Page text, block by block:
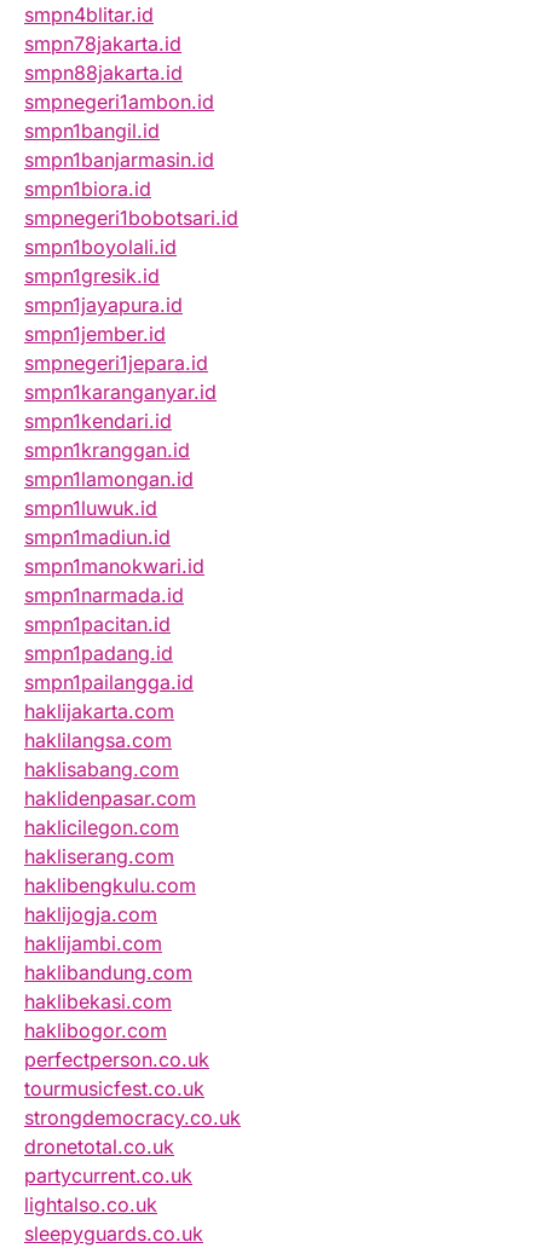
smpn4blitar.id
smpn78jakarta.id
smpn88jakarta.id
smpnegeri1ambon.id
smpn1bangil.id
smpn1banjarmasin.id
smpn1biora.id
smpnegeri1bobotsari.id
smpn1boyolali.id
smpn1gresik.id
smpn1jayapura.id
smpn1jember.id
smpnegeri1jepara.id
smpn1karanganyar.id
smpn1kendari.id
smpn1kranggan.id
smpn1lamongan.id
smpn1luwuk.id
smpn1madiun.id
smpn1manokwari.id
smpn1narmada.id
smpn1pacitan.id
smpn1padang.id
smpn1pailangga.id
haklijakarta.com
haklilangsa.com
haklisabang.com
haklidenpasar.com
haklicilegon.com
hakliserang.com
haklibengkulu.com
haklijogja.com
haklijambi.com
haklibandung.com
haklibekasi.com
haklibogor.com
perfectperson.co.uk
tourmusicfest.co.uk
strongdemocracy.co.uk
dronetotal.co.uk
partycurrent.co.uk
lightalso.co.uk
sleepyguards.co.uk